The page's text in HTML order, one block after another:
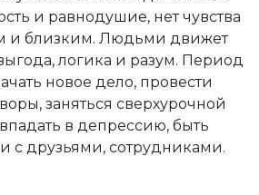
и равнодушие, нет чувства
и близким. Людьми движет
логика и разум. Период
новое дело, провести
заняться сверхурочной
в депрессию, быть
с друзьями, сотрудниками.